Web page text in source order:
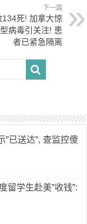
下一篇
死! 加拿大惊
病毒引关注! 患
者已紧急隔离
”已送达”, 查监控傻
留学生赴美”收钱”: